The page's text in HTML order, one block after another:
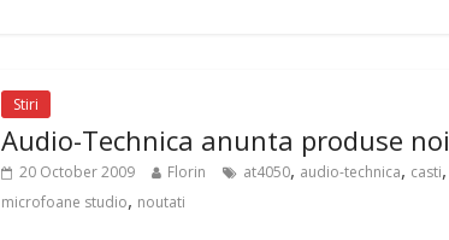
Stiri
Audio-Technica anunta produse noi
20 October 2009 Florin at4050, audio-technica, casti,
microfoane studio, noutati